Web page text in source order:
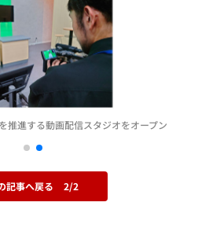
推進する動画配信スタジオをオープン
記事へ戻る 2/2